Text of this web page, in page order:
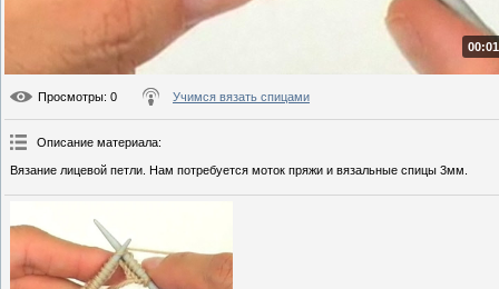
Просмотры: 0 Учимся вязать спицами
Описание материала:
Вязание лицевой петли. Нам потребуется моток пряжи и вязальные спицы 3мм.